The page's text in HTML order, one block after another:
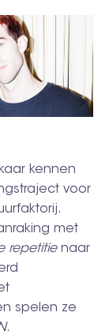
kennen
voor
met
repetitie naar
spelen ze